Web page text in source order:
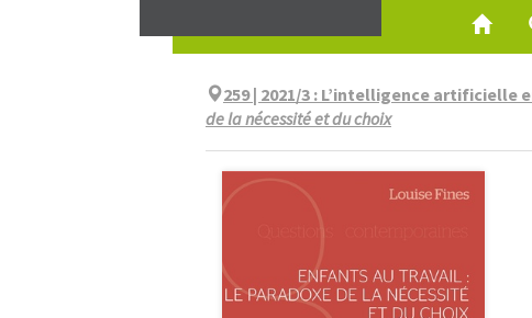
259 | 2021/3 : L’intelligence artificielle
de la nécessité et du choix